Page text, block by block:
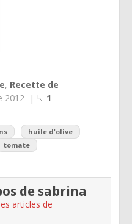
, Recette de
2012 |
1
huile d'olive
tomate
de sabrina
articles de